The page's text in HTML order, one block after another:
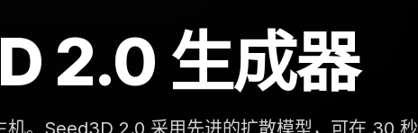
2.0 生成器
。Seed3D 2.0 采用先进的扩散模型，可在 30 秒